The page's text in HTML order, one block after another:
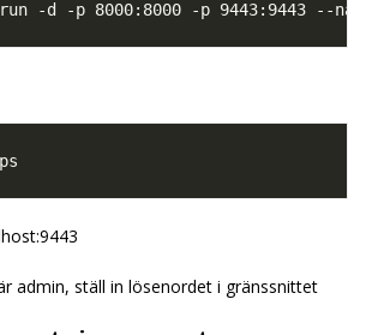
run -d -p 8000:8000 -p 9443:9443 --
admin, ställ in lösenordet i gränssnittet